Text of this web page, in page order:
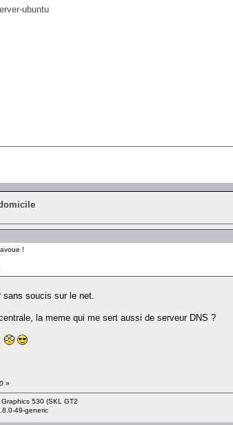
ubuntu
!
soucis sur le net.
la meme qui me sert aussi de serveur DNS ?
»
530 (SKL GT2
49-generic